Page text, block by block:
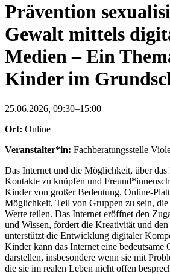
Prävention
Gewalt mittels
Medien – Ein
Kinder im
25.06.2026, 09:30–15:00
Ort: Online
Veranstalter*in: Fachberatungsstelle
Das Internet und die Möglichkeit, über das
Kontakte zu knüpfen und
Kinder von großer Bedeutung. Online-
Möglichkeit, Teil von Gruppen zu sein, die
Werte teilen. Das Internet eröffnet den
und Wissen, fördert die Kreativität und den
unterstützt die Entwicklung digitaler
Kinder kann das Internet eine bedeutsame
darstellen, insbesondere wenn sie mit
die sie im realen Leben nicht offen